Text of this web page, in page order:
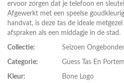
ervoor zorgen dat je telefoon en
Afgewerkt met een speelse
handvat, is deze tas de ideale
afspraken als een middagje in de stad.
Collectie: Seizoen
Categorie: Guess Tas En
Kleur: Bone Logo